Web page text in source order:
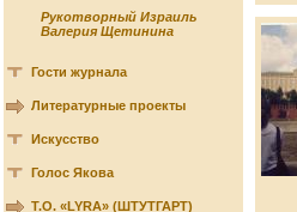
Рукотворный Израиль
Валерия Щетинина
Гости журнала
Литературные проекты
Искусство
Голос Якова
Т.О. «LYRA» (ШТУТГАРТ)